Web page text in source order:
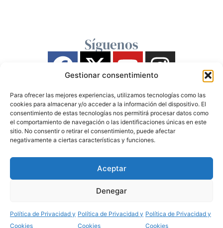
Gestionar consentimiento
Para ofrecer las mejores experiencias, utilizamos tecnologías como las
cookies para almacenar y/o acceder a la información del dispositivo. El
consentimiento de estas tecnologías nos permitirá procesar datos como
el comportamiento de navegación o las identificaciones únicas en este
sitio. No consentir o retirar el consentimiento, puede afectar
negativamente a ciertas características y funciones.
Aceptar
Denegar
Política de Privacidad y
Cookies
Política de Privacidad y
Cookies
Política de Privacidad y
Cookies
Síguenos